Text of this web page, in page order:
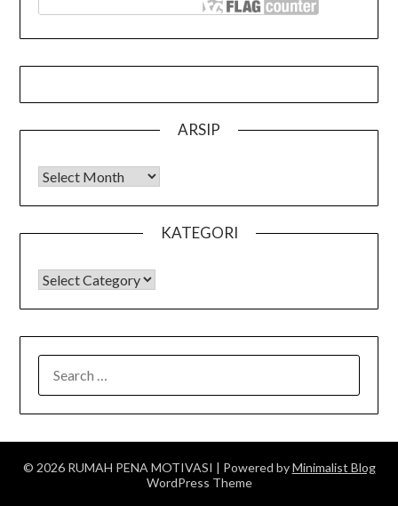
ARSIP
Arsip
KATEGORI
KATEGORI
FOR:
© 2026 RUMAH PENA MOTIVASI | Powered byMinimalist Blog
WordPress Theme